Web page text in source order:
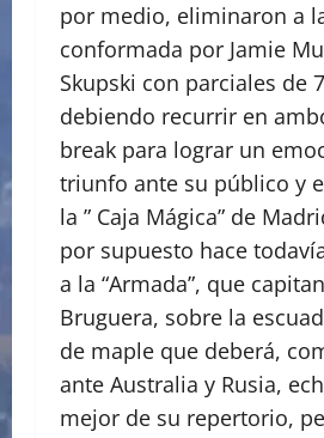
por medio, eliminaron a
conformada por Jamie
Skupski con parciales de
debiendo recurrir en
break para lograr un
triunfo ante su público y
la ” Caja Mágica” de
por supuesto hace
a la “Armada”, que
Bruguera, sobre la
de maple que deberá,
ante Australia y Rusia,
mejor de su repertorio,